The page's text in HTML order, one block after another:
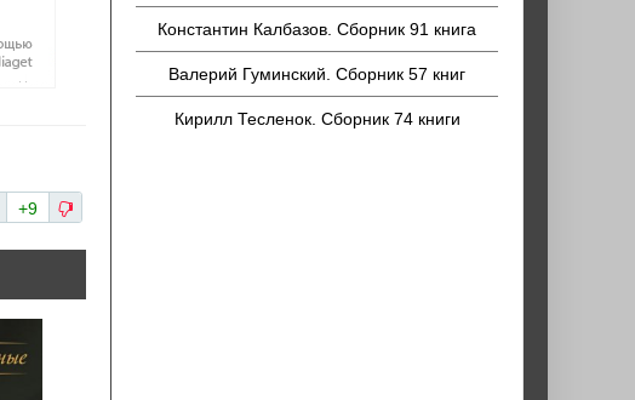
+9
Константин Калбазов. Сборник 91 книга
Валерий Гуминский. Сборник 57 книг
Кирилл Тесленок. Сборник 74 книги